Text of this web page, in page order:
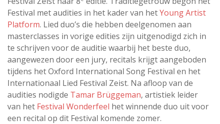
Festival met audities in het kader van hetYoung Artist
Platform. Lied duo’s die hebben deelgenomen aan
masterclasses in vorige edities zijn uitgenodigd zich in
te schrijven voor de auditie waarbij het beste duo,
aangewezen door een jury, recitals krijgt aangeboden
tijdens het Oxford International Song Festival en het
Internationaal Lied Festival Zeist. Na afloop van de
audities nodigde Tamar Brüggeman, artistiek leider
van het Festival Wonderfeel het winnende duo uit voor
een recital op dit Festival komende zomer.